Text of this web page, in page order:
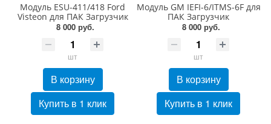
Модуль ESU-411/418 Ford
Visteon для ПАК Загрузчик
8 000 руб.
шт
В корзину
Купить в 1 клик
Модуль GM IEFI-6/ITMS-6F для
ПАК Загрузчик
8 000 руб.
шт
В корзину
Купить в 1 клик